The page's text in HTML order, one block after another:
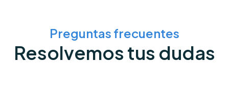
Preguntas frecuentes
Resolvemos tus dudas